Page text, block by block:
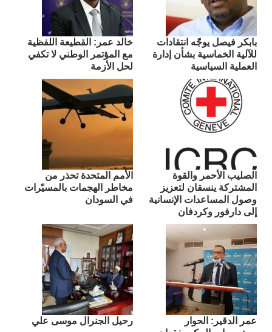
بابكر فيصل يوجّه انتقادات
للآلية الخماسية بشأن إدارة
العملية السياسية
​خالد عمر: القطيعة اللفظية
مع المؤتمر الوطني لا تكفي
لحل الأزمة
الصليب الأحمر والقوة
المشتركة ينسقان لتعزيز
وصول المساعدات الإنسانية
إلى دارفور وكردفان
الأمم المتحدة تحذر من
مخاطر الهجمات بالمسيّرات
في السودان
عمر الدقير: الحوار
رحيل الجنرال موسى علي